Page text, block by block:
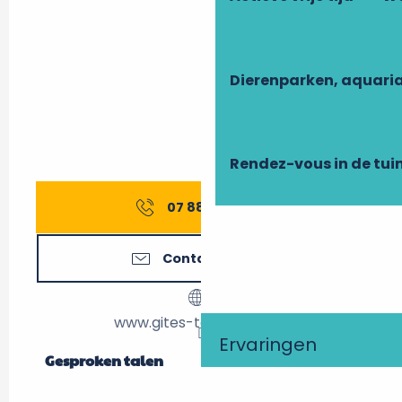
Dierenparken,
Rendez-vous in de
Ervaringen
07 88 75 40▒▒
Contacteer ons
www.gites-touraine.com
Gesproken talen
Gesproken talen